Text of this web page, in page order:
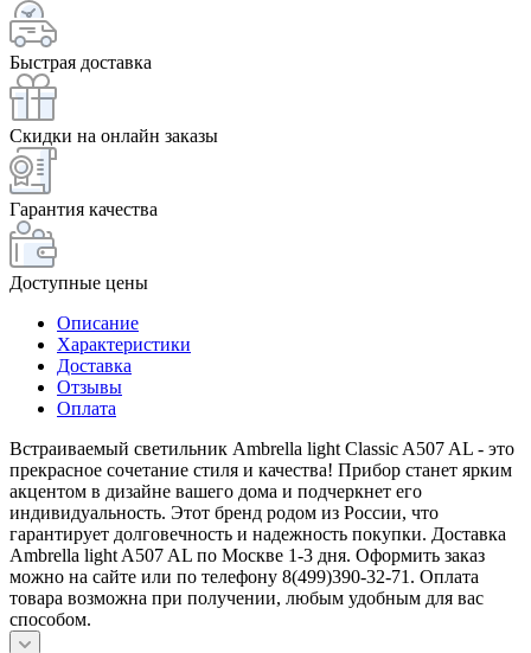
Быстрая доставка
Скидки на онлайн заказы
Гарантия качества
Доступные цены
Описание
Характеристики
Доставка
Отзывы
Оплата
Встраиваемый светильник Ambrella light Classic A507 AL - это
прекрасное сочетание стиля и качества! Прибор станет ярким
акцентом в дизайне вашего дома и подчеркнет его
индивидуальность. Этот бренд родом из России, что
гарантирует долговечность и надежность покупки. Доставка
Ambrella light A507 AL по Москве 1-3 дня. Оформить заказ
можно на сайте или по телефону 8(499)390-32-71. Оплата
товара возможна при получении, любым удобным для вас
способом.